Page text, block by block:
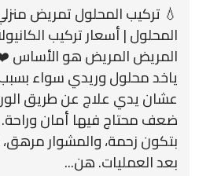
💧 تركيب المحلول تمريض
المحلول | أسعار تركيب
المريض المريض هو الأساس
ياخد محلول وريدي سواء
عشان يدي علاج عن طريق
ضعف محتاج فيها أمان
بتكون زحمة، والمشوار
بعد العمليات. هن...